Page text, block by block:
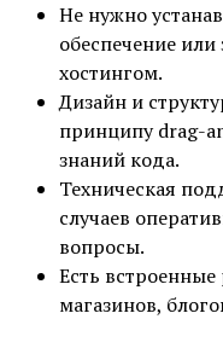
Не нужно
обеспечение или
хостингом.
Дизайн и
принципу drag-
знаний кода.
Техническая
случаев
вопросы.
Есть
магазинов,